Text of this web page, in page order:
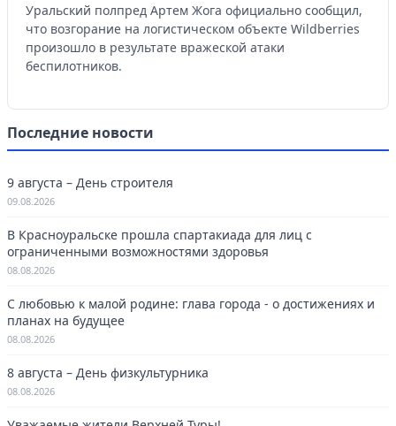
Уральский полпред Артем Жога официально сообщил,
что возгорание на логистическом объекте Wildberries
произошло в результате вражеской атаки
беспилотников.
Последние новости
9 августа – День строителя
09.08.2026
В Красноуральске прошла спартакиада для лиц с
ограниченными возможностями здоровья
08.08.2026
С любовью к малой родине: глава города - о достижениях и
планах на будущее
08.08.2026
8 августа – День физкультурника
08.08.2026